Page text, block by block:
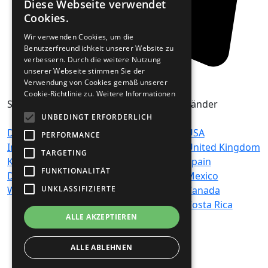
Seiten
Datenschutz
Impressum /
Kontakt
Disclaimer
Werbehinweis
Hits
Country
Ambient
Chillout
Classic Rock
Oldies
Easy Listening
Pop
Länder
USA
United Kingdom
Spain
Mexico
Canada
Costa Rica
Diese Webseite verwendet
Cookies.
Wir verwenden Cookies, um die
Benutzerfreundlichkeit unserer Website zu
verbessern. Durch die weitere Nutzung
unserer Webseite stimmen Sie der
Verwendung von Cookies gemäß unserer
Cookie-Richtlinie zu. Weitere Informationen
UNBEDINGT ERFORDERLICH
PERFORMANCE
TARGETING
FUNKTIONALITÄT
UNKLASSIFIZIERTE
ALLE AKZEPTIEREN
ALLE ABLEHNEN